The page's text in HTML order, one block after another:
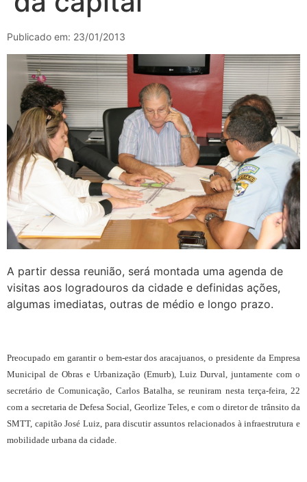
Publicado em: 23/01/2013
A partir dessa reunião, será montada uma agenda de
visitas aos logradouros da cidade e definidas ações,
algumas imediatas, outras de médio e longo prazo.
Preocupado em garantir o bem-estar dos aracajuanos, o presidente da Empresa
Municipal de Obras e Urbanização (Emurb), Luiz Durval, juntamente com o
secretário de Comunicação, Carlos Batalha, se reuniram nesta terça-feira, 22
com a secretaria de Defesa Social, Georlize Teles, e com o diretor de trânsito da
SMTT, capitão José Luiz, para discutir assuntos relacionados à infraestrutura e
mobilidade urbana da cidade.